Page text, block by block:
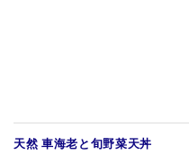
天然 車海老と旬野菜天丼